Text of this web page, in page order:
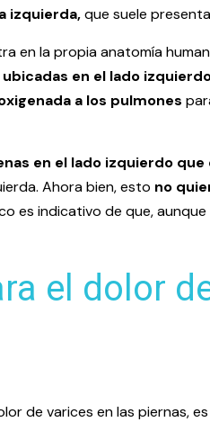
izquierda,que suele
la propia anatomía
en el lado
a los pulmones
en el lado izquierdo que
Ahora bien, esto no
es indicativo de que,
el dolor
de varices en las piernas,